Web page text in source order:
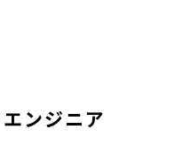
ンジニア